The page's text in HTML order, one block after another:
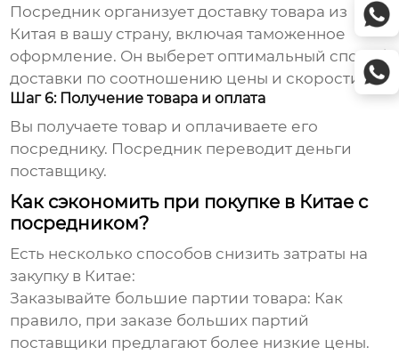
Посредник организует доставку товара из
Китая в вашу страну, включая таможенное
оформление. Он выберет оптимальный способ
доставки по соотношению цены и скорости.
Шаг 6: Получение товара и оплата
Вы получаете товар и оплачиваете его
посреднику. Посредник переводит деньги
поставщику.
Как сэкономить при покупке в Китае с
посредником?
Есть несколько способов снизить затраты на
закупку в Китае:
Заказывайте большие партии товара: Как
правило, при заказе больших партий
поставщики предлагают более низкие цены.